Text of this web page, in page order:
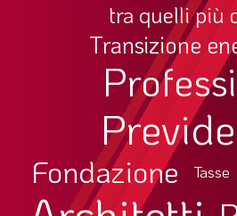
tra quelli più
Transizione
Fondazione Tasse